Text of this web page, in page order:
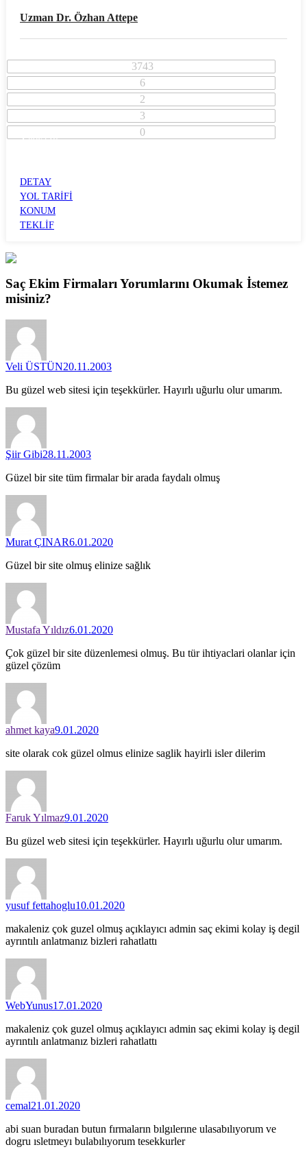
Uzman Dr. Özhan Attepe
3743
6
2
3
0
Yalova İli
DETAY
YOL TARİFİ
KONUM
TEKLİF
Saç Ekim Firmaları Yorumlarını Okumak İstemez
misiniz?
Veli ÜSTÜN20.11.2003
Bu güzel web sitesi için teşekkürler. Hayırlı uğurlu olur umarım.
Şiir Gibi28.11.2003
Güzel bir site tüm firmalar bir arada faydalı olmuş
Murat ÇINAR6.01.2020
Güzel bir site olmuş elinize sağlık
Mustafa Yıldız6.01.2020
Çok güzel bir site düzenlemesi olmuş. Bu tür ihtiyaclari olanlar için
güzel çözüm
ahmet kaya9.01.2020
site olarak cok güzel olmus elinize saglik hayirli isler dilerim
Faruk Yılmaz9.01.2020
Bu güzel web sitesi için teşekkürler. Hayırlı uğurlu olur umarım.
yusuf fettahoglu10.01.2020
makaleniz çok guzel olmuş açıklayıcı admin saç ekimi kolay iş degil
ayrıntılı anlatmanız bizleri rahatlattı
WebYunus17.01.2020
makaleniz çok guzel olmuş açıklayıcı admin saç ekimi kolay iş degil
ayrıntılı anlatmanız bizleri rahatlattı
cemal21.01.2020
abi suan buradan butun fırmaların bılgılerıne ulasabılıyorum ve
dogru ısletmeyı bulabılıyorum tesekkurler